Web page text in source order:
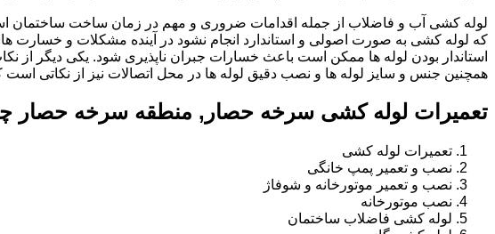
لوله کشی آب و فاضلاب از جمله اقدامات ضروری و مهم در زمان ساخت ساختمان
که لوله کشی به صورت اصولی و استاندارد انجام نشود در آینده مشکلات و خسارت
استاندار بودن لوله ها ممکن است باعث خسارات جبران ناپذیری شود. یکی دیگر
همچنین جنس و سایز لوله ها و نصب دقیق لوله ها در محل اتصالات نیز از نکاتی
تعمیرات لوله کشی سرخه حصار, منطقه سرخه حصار
تعمیرات لوله کشی
نصب و تعمیر پمپ خانگی
نصب و تعمیر موتورخانه و شوفاژ
نصب موتورخانه
لوله کشی فاضلاب ساختمان